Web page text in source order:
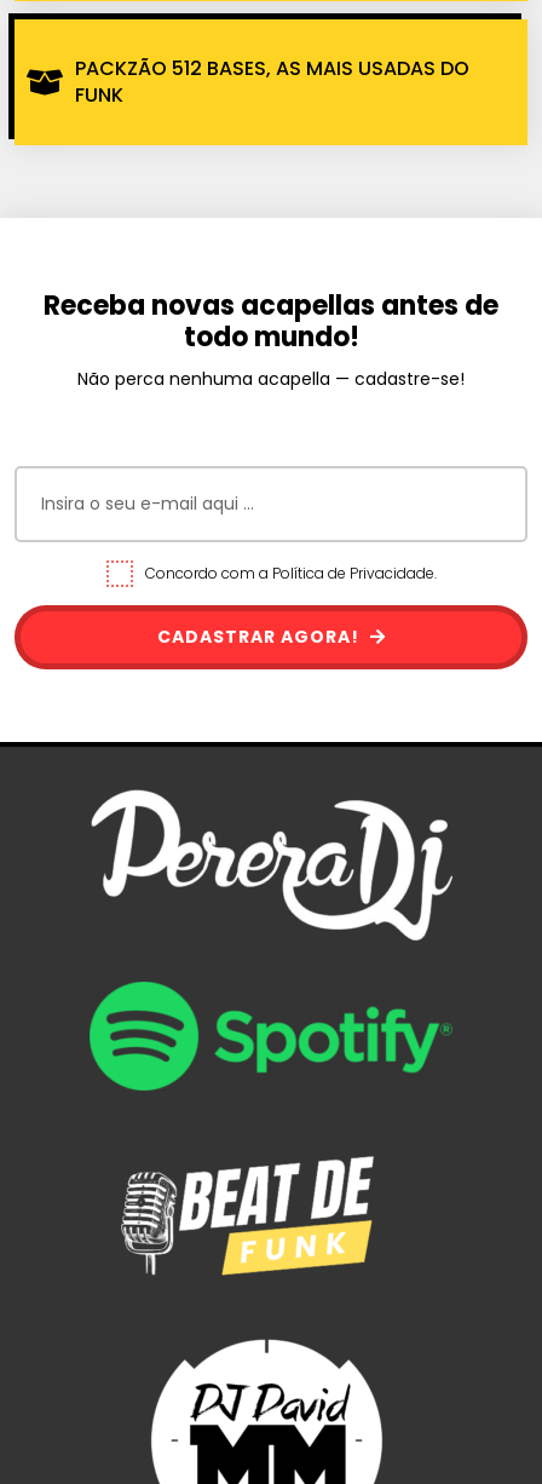
PACKZÃO 512 BASES, AS MAIS USADAS DO
FUNK
Receba novas acapellas antes de
todo mundo!
Não perca nenhuma acapella — cadastre-se!
Concordo com a Política de Privacidade.
CADASTRAR AGORA!